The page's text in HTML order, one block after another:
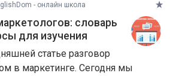
- онлайн школа
словарь
для изучения
статье разговор
в маркетинге. Сегодня мы